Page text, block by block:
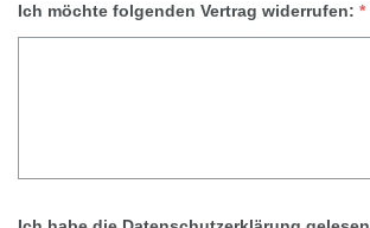
Ich möchte folgenden Vertrag widerrufen: *